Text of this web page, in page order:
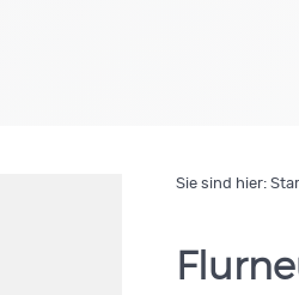
Sie sind hier: